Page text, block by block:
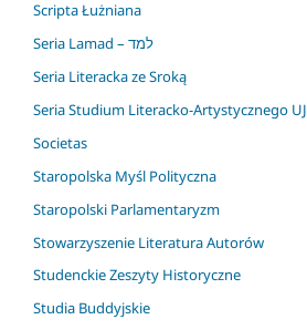
Scripta Łużniana
Seria Lamad – למד
Seria Literacka ze Sroką
Seria Studium Literacko-Artystycznego UJ
Societas
Staropolska Myśl Polityczna
Staropolski Parlamentaryzm
Stowarzyszenie Literatura Autorów
Studenckie Zeszyty Historyczne
Studia Buddyjskie